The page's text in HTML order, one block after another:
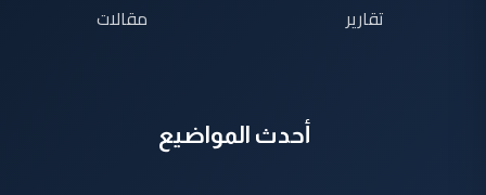
تقارير
مقالات
أحدث المواضيع